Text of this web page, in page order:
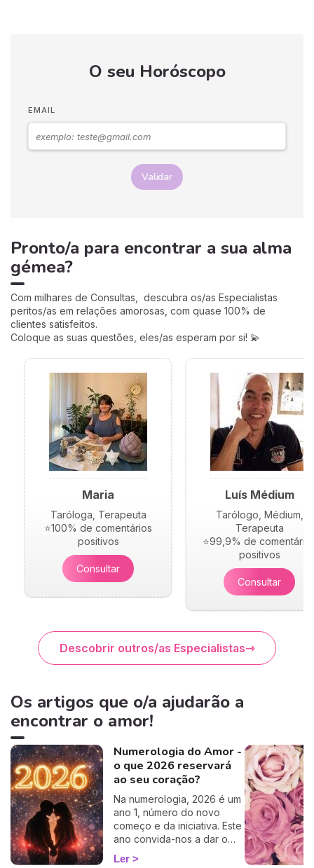
O seu Horóscopo
EMAIL
Validar
Pronto/a para encontrar a sua alma
gémea?
Com milhares de Consultas, descubra os/as Especialistas
peritos/as em relações amorosas, com quase 100% de
clientes satisfeitos.
Coloque as suas questões, eles/as esperam por si! 💫
Maria
Taróloga, Terapeuta
⭐100% de comentários
positivos
Consultar
Luís Médium
Tarólogo, Médium,
Terapeuta
⭐99,9% de
positivos
Consultar
Descobrir outros/as Especialistas
Os artigos que o/a ajudarão a
encontrar o amor!
Numerologia do Amor -
o que 2026 reservará
ao seu coração?
Na numerologia, 2026 é um
ano 1, número do novo
começo e da iniciativa. Este
ano convida-nos a dar o
primeiro passo em direção
a novas aventuras
Ler